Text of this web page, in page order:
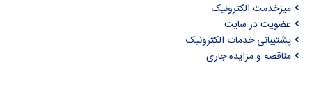
میزخدمت الکترونیک
عضویت در سایت
پشتیبانی خدمات الکترونیک
مناقصه و مزایده جاری